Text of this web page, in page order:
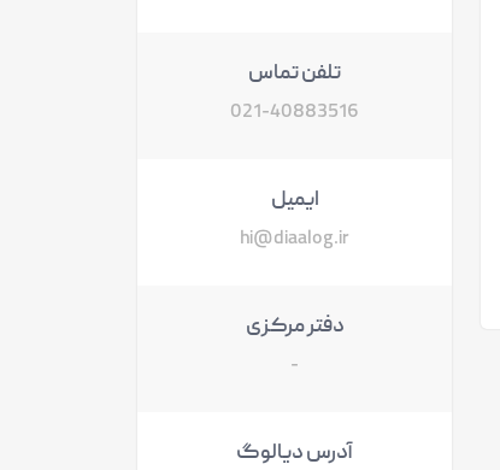
تلفن تماس
021-40883516
ایمیل
hi@diaalog.ir
دفتر مرکزی
-
آدرس دیالوگ